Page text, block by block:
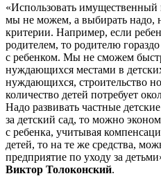
«Использовать
мы не можем, а выбирать надо,
критерии. Например, если
родителем, то родителю
с ребенком. Мы не сможем
нуждающихся местами в
нуждающихся, строительство
количество детей потребует
Надо развивать частные
за детский сад, то можно
с ребенка, учитывая
детей, то на те же средства,
предприятие по уходу за
Виктор Толоконский.